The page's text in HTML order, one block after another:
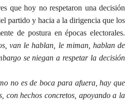
que hoy no respetaron una decisión
partido y hacia a la dirigencia que los
de postura en épocas electorales.
van le hablan, le miman, hablan de
se niegan a respetar la decisión
no es de boca para afuera, hay que
con hechos concretos, apoyando a la